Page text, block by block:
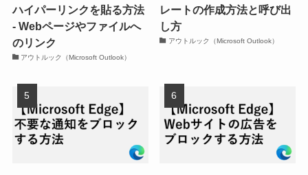
ハイパーリンクを貼る方法
- Webページやファイルへ
のリンク
アウトルック（Microsoft Outlook）
レートの作成方法と呼び出
し方
アウトルック（Microsoft Outlook）